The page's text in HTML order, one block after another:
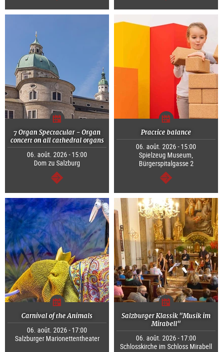
Continuer Continuer
7 Organ Spectacular - Organ
concert on all cathedral organs
06. août. 2026 - 15:00
Dom zu Salzburg
Continuer
Practice balance
06. août. 2026 - 15:00
Spielzeug Museum,
Bürgerspitalgasse 2
Continuer
Carnival of the Animals
06. août. 2026 - 17:00
Salzburger Marionettentheater
Salzburger Klassik "Musik im
Mirabell"
06. août. 2026 - 17:00
Schlosskirche im Schloss Mirabell